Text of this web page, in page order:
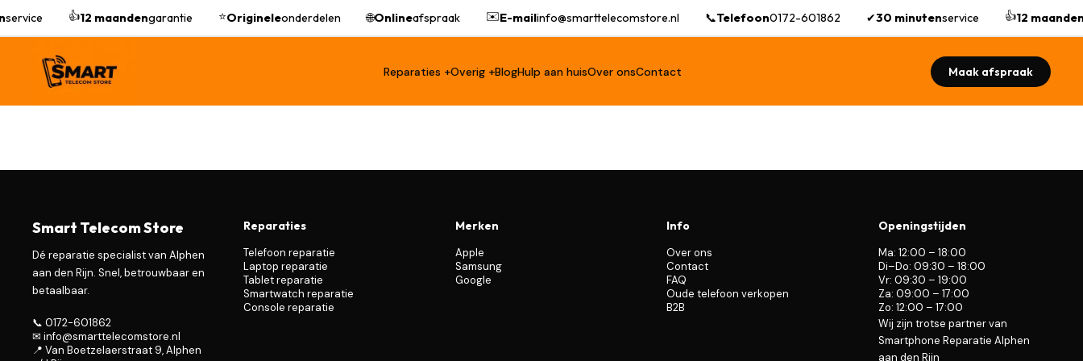
service 👍12 maandengarantie ⭐Origineleonderdelen 🌐Onlineafspraak ✉️E-mailinfo@smarttelecomstore.nl 📞Telefoon0172-601862 ✔30 minutenservice 👍12 maanden
Reparaties +Overig +BlogHulp aan huisOver onsContact Maak afspraak
Smart Telecom Store
Dé reparatie specialist van Alphen
aan den Rijn. Snel, betrouwbaar en
betaalbaar.
📞 0172-601862
✉ info@smarttelecomstore.nl
📍 Van Boetzelaerstraat 9, Alphen
Reparaties
Telefoon reparatie
Laptop reparatie
Tablet reparatie
Smartwatch reparatie
Console reparatie
Merken
Apple
Samsung
Google
Info
Over ons
Contact
FAQ
Oude telefoon verkopen
B2B
Openingstijden
Ma: 12:00 – 18:00
Di–Do: 09:30 – 18:00
Vr: 09:30 – 19:00
Za: 09:00 – 17:00
Zo: 12:00 – 17:00
Wij zijn trotse partner van
Smartphone Reparatie Alphen
aan den Rijn